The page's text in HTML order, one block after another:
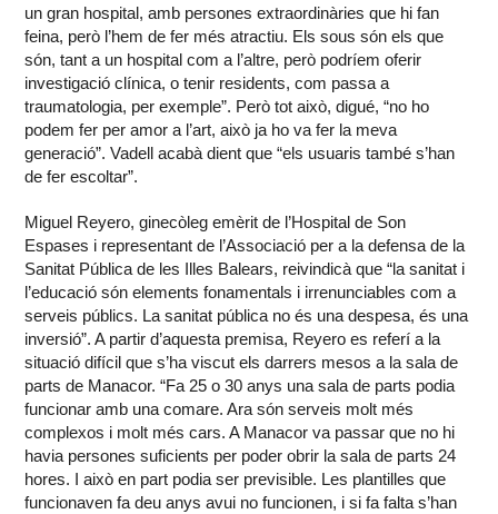
un gran hospital, amb persones extraordinàries que hi fan
feina, però l’hem de fer més atractiu. Els sous són els que
són, tant a un hospital com a l’altre, però podríem oferir
investigació clínica, o tenir residents, com passa a
traumatologia, per exemple”. Però tot això, digué, “no ho
podem fer per amor a l’art, això ja ho va fer la meva
generació”. Vadell acabà dient que “els usuaris també s’han
de fer escoltar”.
Miguel Reyero, ginecòleg emèrit de l’Hospital de Son
Espases i representant de l’Associació per a la defensa de la
Sanitat Pública de les Illes Balears, reivindicà que “la sanitat i
l’educació són elements fonamentals i irrenunciables com a
serveis públics. La sanitat pública no és una despesa, és una
inversió”. A partir d’aquesta premisa, Reyero es referí a la
situació difícil que s’ha viscut els darrers mesos a la sala de
parts de Manacor. “Fa 25 o 30 anys una sala de parts podia
funcionar amb una comare. Ara són serveis molt més
complexos i molt més cars. A Manacor va passar que no hi
havia persones suficients per poder obrir la sala de parts 24
hores. I això en part podia ser previsible. Les plantilles que
funcionaven fa deu anys avui no funcionen, i si fa falta s’han